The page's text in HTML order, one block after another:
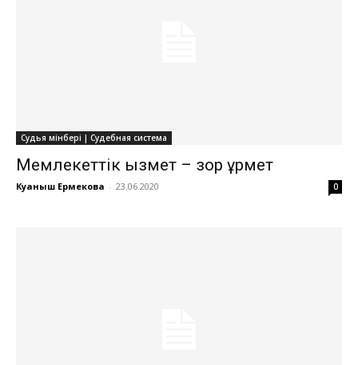
Судья мінбері | Судебная система
Мемлекеттік қызмет – зор құрмет
Куаныш Ермекова - 23.06.2020 0